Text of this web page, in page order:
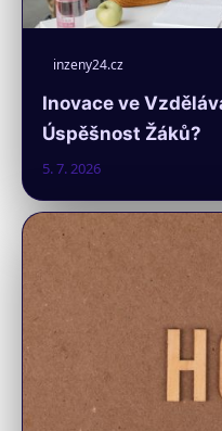
inzeny24.cz
Inovace ve
Úspěšnost Žáků?
5. 7. 2026